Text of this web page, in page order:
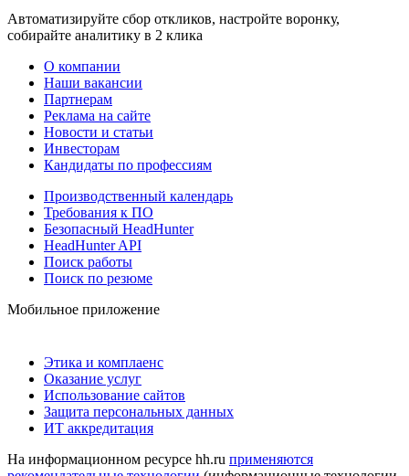
Автоматизируйте сбор откликов, настройте воронку,
собирайте аналитику в 2 клика
О компании
Наши вакансии
Партнерам
Реклама на сайте
Новости и статьи
Инвесторам
Кандидаты по профессиям
Производственный календарь
Требования к ПО
Безопасный HeadHunter
HeadHunter API
Поиск работы
Поиск по резюме
Мобильное приложение
Этика и комплаенс
Оказание услуг
Использование сайтов
Защита персональных данных
ИТ аккредитация
На информационном ресурсе hh.ru применяются